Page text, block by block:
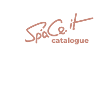
catalogue